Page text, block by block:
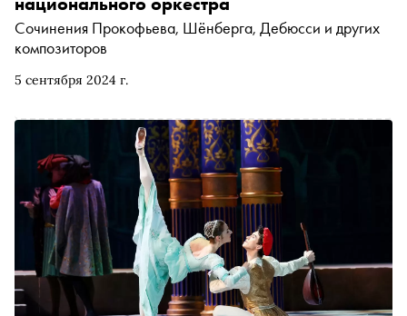
5 сентября 2024 г.
Сочинения Прокофьева, Шёнберга, Дебюсси и других
композиторов